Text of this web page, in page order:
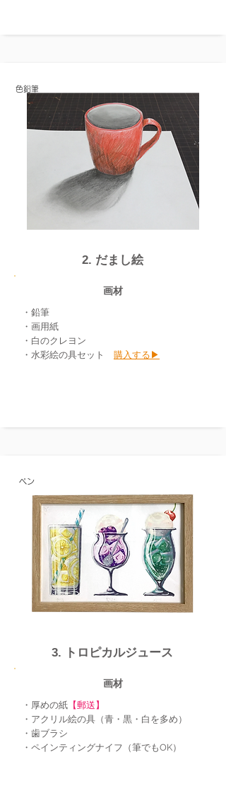
色鉛筆
2. だまし絵
画材
・鉛筆
・画用紙
・白のクレヨン
​・水彩絵の具セット 購入する▶︎
ペン
3. トロピカルジュース
画材
・厚めの紙 【郵送】
・アクリル絵の具（青・黒・白を多め）
・歯ブラシ
​・ペインティングナイフ（筆でもOK）